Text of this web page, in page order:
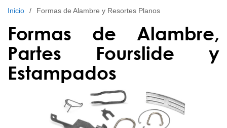
Inicio Formas de Alambre y Resortes Planos
Formas de Alambre,
Partes Fourslide y
Estampados